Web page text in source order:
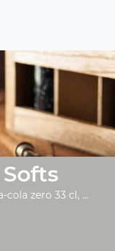
cola zero 33 cl, ...